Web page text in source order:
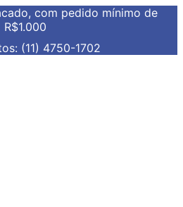
com pedido mínimo de
R$1.000
(11) 4750-1702